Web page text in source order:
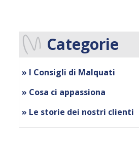
Categorie
» I Consigli di Malquati
» Cosa ci appassiona
» Le storie dei nostri clienti